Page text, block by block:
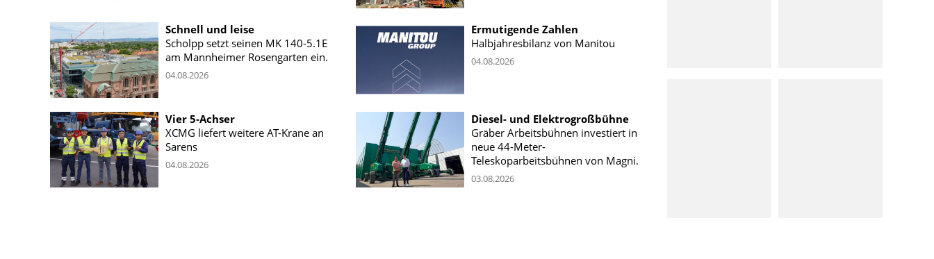
Schnell und leise
Scholpp setzt seinen MK 140-5.1E
am Mannheimer Rosengarten ein.
04.08.2026
Ermutigende Zahlen
Halbjahresbilanz von Manitou
04.08.2026
Vier 5-Achser
XCMG liefert weitere AT-Krane an
Sarens
04.08.2026
Diesel- und Elektrogroßbühne
Gräber Arbeitsbühnen investiert in
neue 44-Meter-
Teleskoparbeitsbühnen von Magni.
03.08.2026